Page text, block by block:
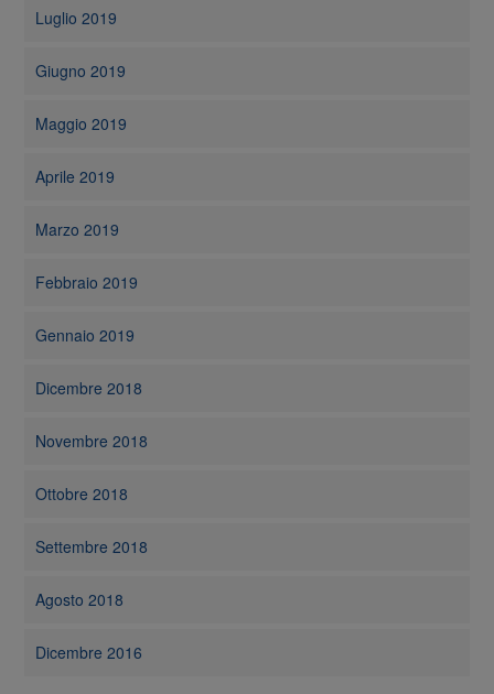
Luglio 2019
Giugno 2019
Maggio 2019
Aprile 2019
Marzo 2019
Febbraio 2019
Gennaio 2019
Dicembre 2018
Novembre 2018
Ottobre 2018
Settembre 2018
Agosto 2018
Dicembre 2016